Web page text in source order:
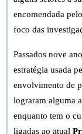
encomendada
foco das
Passados nove
estratégia usada
envolvimento de
lograram alguma
enquanto tem o
ligadas ao atual